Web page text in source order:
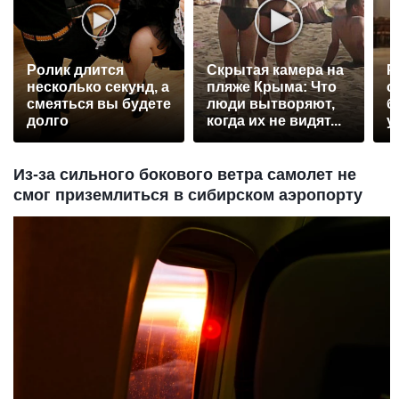
Ролик длится
несколько секунд, а
смеяться вы будете
долго
Скрытая камера на
пляже Крыма: Что
люди вытворяют,
когда их не видят...
Из-за сильного бокового ветра самолет не
смог приземлиться в сибирском аэропорту